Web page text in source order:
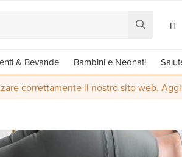
IT
& Bevande Bambini e Neonati
correttamente il nostro sito web.